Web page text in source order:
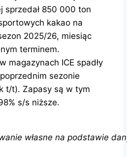
sprzedał 850 000 ton
kakao na
2025/26, miesiąc
terminem.
magazynach ICE spadły
sezonie
t/t). Zapasy są w tym
s/s niższe.
własne na podstawie